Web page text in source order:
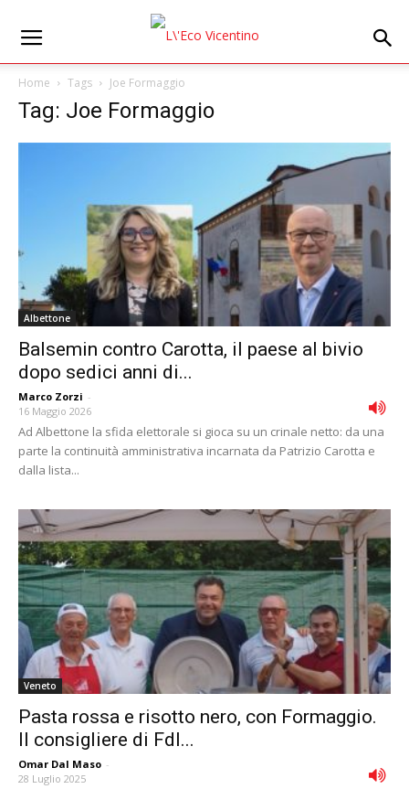
Home Tags Joe Formaggio
Tag: Joe Formaggio
Albettone
Balsemin contro Carotta, il paese al bivio
dopo sedici anni di...
Marco Zorzi -
16 Maggio 2026
Ad Albettone la sfida elettorale si gioca su un crinale netto: da una
parte la continuità amministrativa incarnata da Patrizio Carotta e
dalla lista...
Veneto
Pasta rossa e risotto nero, con Formaggio.
Il consigliere di FdI...
Omar Dal Maso -
28 Luglio 2025